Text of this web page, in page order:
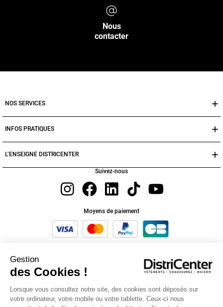
Gestion
des Cookies !
Lorsque vous consultez notre site, des cookies sont déposés sur
votre ordinateur, votre mobile ou votre tablette. Ceux-ci nous
Pour la saison estivale, votre ado laissera ses baskets de côté et optera pour des
sandales afin d'aérer ses pieds sous le soleil ! Notre collection de sandales propose
Nous
contacter
NOS SERVICES
INFOS PRATIQUES
L’ENSEIGNE DISTRICENTER
Suivez-nous
Moyens de paiement